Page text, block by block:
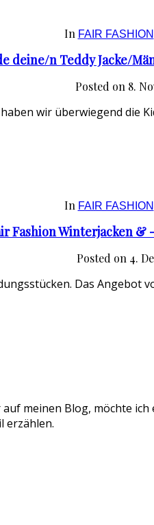
In FAIR FASHION
deine/n Teddy Jacke/
Posted on 8.
wir überwiegend die
In FAIR FASHION
Fashion Winterjacken
Posted on 4.
Das
meinen Blog, möchte
erzählen.